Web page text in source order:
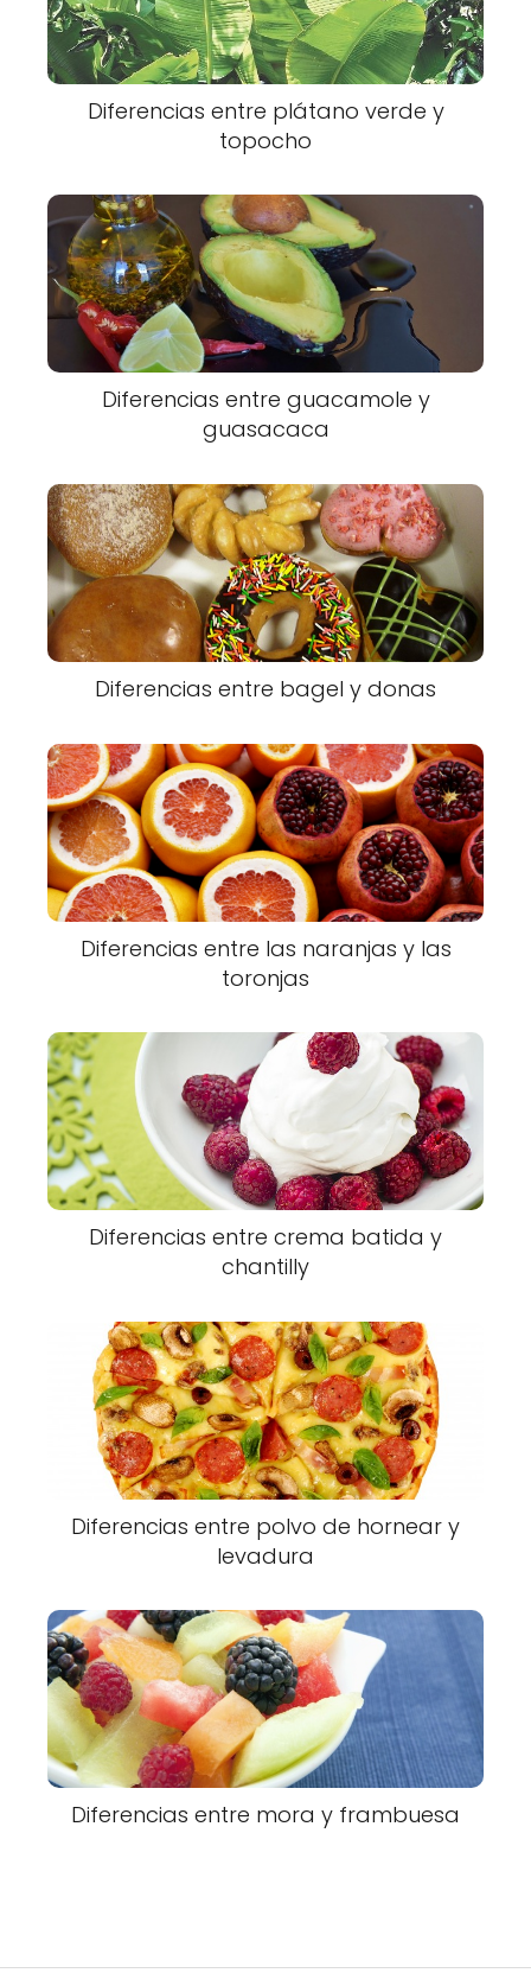
Diferencias entre plátano verde y
topocho
Diferencias entre guacamole y
guasacaca
Diferencias entre bagel y donas
Diferencias entre las naranjas y las
toronjas
Diferencias entre crema batida y
chantilly
Diferencias entre polvo de hornear y
levadura
Diferencias entre mora y frambuesa